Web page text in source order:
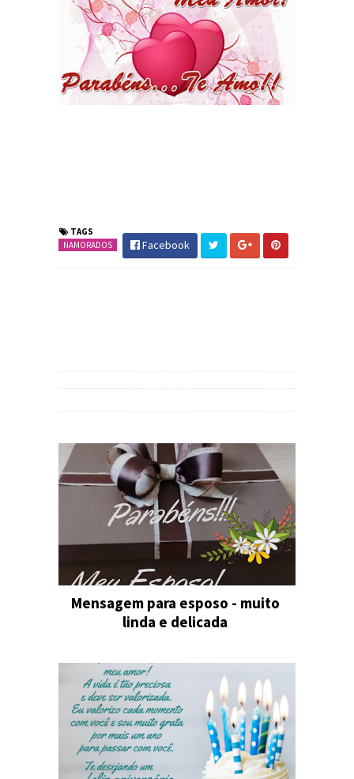
TAGS
NAMORADOS
Facebook
Mensagem para esposo - muito
linda e delicada